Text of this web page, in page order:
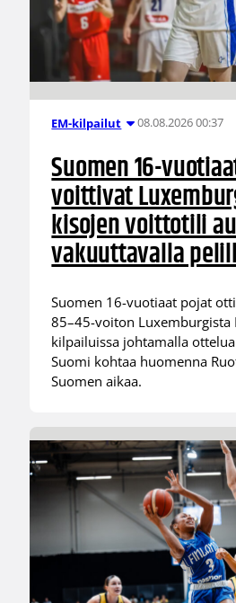
EM-kilpailut 08.08.2026 00:37
Suomen 16-
voittivat
kisojen voittotili
vakuuttavalla
Suomen 16-vuotiaat pojat
85–45-voiton Luxemburgista
kilpailuissa johtamalla
Suomi kohtaa huomenna
Suomen aikaa.